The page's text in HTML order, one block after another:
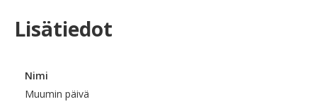
Lisätiedot
Nimi
Muumin päivä